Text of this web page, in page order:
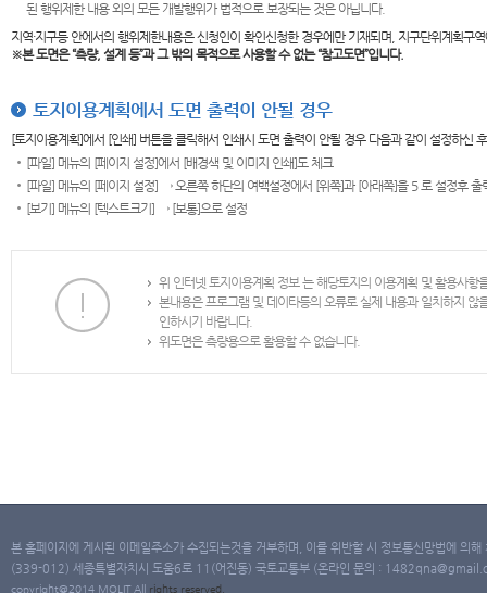
된 행위제한 내용 외의 모든 개발행위가 법적으로 보장되는 것은 아닙니다.
지역·지구등 안에서의 행위제한내용은 신청인이 확인신청한 경우에만 기재되며, 지구단위계획
※본 도면은“측량, 설계 등”과 그 밖의 목적으로 사용할 수 없는 “참고도면”입니다.
토지이용계획에서 도면 출력이 안될 경우
[토지이용계획]에서 [인쇄] 버튼을 클릭해서 인쇄시 도면 출력이 안될 경우 다음과 같이 설정하신
[파일] 메뉴의 [페이지 설정]에서 [배경색 및 이미지 인쇄]도 체크
[파일] 메뉴의 [페이지 설정] → 오른쪽 하단의 여백설정에서 [위쪽]과 [아래쪽]을 5 로 설정후 출
[보기] 메뉴의 [텍스트크기] → [보통]으로 설정
위 인터넷 토지이용계획 정보 는 해당토지의 이용계획 및 활용사
본내용은 프로그램 및 데이타등의 오류로 실제 내용과 일치하지
인하시기 바랍니다.
위도면은 측량용으로 활용할 수 없습니다.
본 홈페이지에 게시된 이메일주소가 수집되는것을 거부하며, 이를 위반할 시 정보통신망법에 의
(339-012) 세종특별자치시 도움6로 11(어진동) 국토교통부 (온라인 문의 :
copyright@2014 MOLIT All rights reserved.